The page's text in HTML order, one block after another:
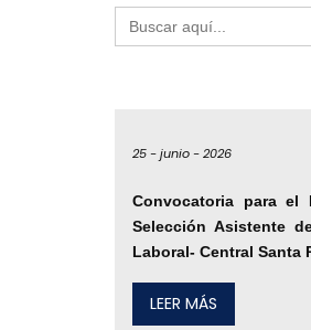
Buscar:
25 -junio -2026
Convocatoria para el
Selección Asistente
Laboral- Central Santa
LEER MÁS